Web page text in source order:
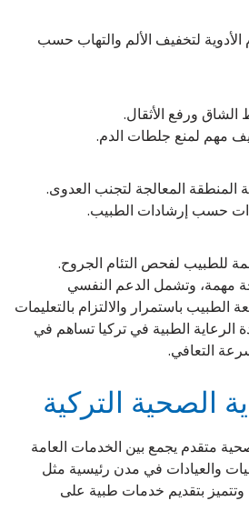
الأدوية لتخفيف الألم والتهاب حسب
ورفع الأثقال.
مهم لمنع جلطات الدم.
المنطقة المعالجة لتجنب العدوى.
حسب إرشادات الطبيب.
للطبيب لفحص التئام الجروح.
مهمة، وتشمل الدعم النفسي
الطبيب باستمرار والالتزام بالتعليمات
الرعاية الطبية في تركيا تساهم في
التعافي.
الصحية التركية
متقدم يجمع بين الخدمات العامة
والعيادات في مدن رئيسية مثل
وتتميز بتقديم خدمات طبية على